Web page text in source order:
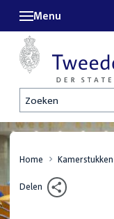
Zoeken
Menu
Home Kamerstukken
Delen